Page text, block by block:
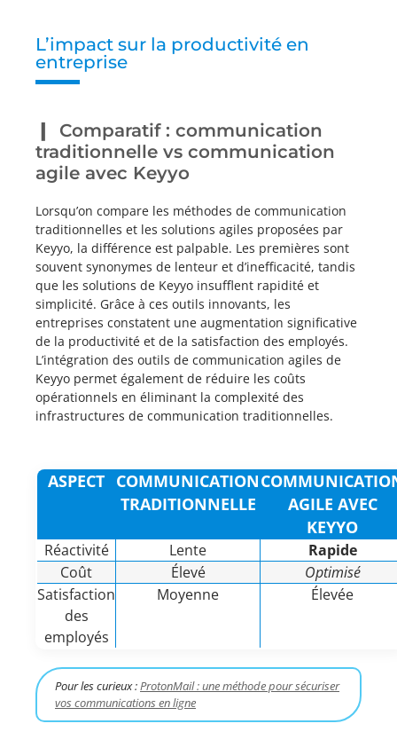
L’impact sur la productivité en
entreprise
Comparatif : communication
traditionnelle vs communication
agile avec Keyyo
Lorsqu’on compare les méthodes de communication
traditionnelles et les solutions agiles proposées par
Keyyo, la différence est palpable. Les premières sont
souvent synonymes de lenteur et d’inefficacité, tandis
que les solutions de Keyyo insufflent rapidité et
simplicité. Grâce à ces outils innovants, les
entreprises constatent une augmentation significative
de la productivité et de la satisfaction des employés.
L’intégration des outils de communication agiles de
Keyyo permet également de réduire les coûts
opérationnels en éliminant la complexité des
infrastructures de communication traditionnelles.
ASPECT COMMUNICATION
TRADITIONNELLE
AGILE AVEC
KEYYO
Réactivité Lente
Rapide
Coût
Élevé
Optimisé
Satisfaction
des
employés
Moyenne Élevée
Pour les curieux :ProtonMail : une méthode pour sécuriser
vos communications en ligne